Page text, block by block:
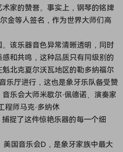
家的赞誉。事实上，钢琴的铭牌
金等人签名，作为世界大师们高
该乐器音色异常清晰透明，同时
和共鸣，这种品质只有同级别的
北克夏尔沃瓦地区的勒多纳福尔
乐厅进行，这也是象牙乐队备受赞
乐会大师米歇尔·佩德诺、演奏家
程师马克·多纳休
捉了这件惊艳乐器的每一个细
国音乐会D，是象牙家族中最大